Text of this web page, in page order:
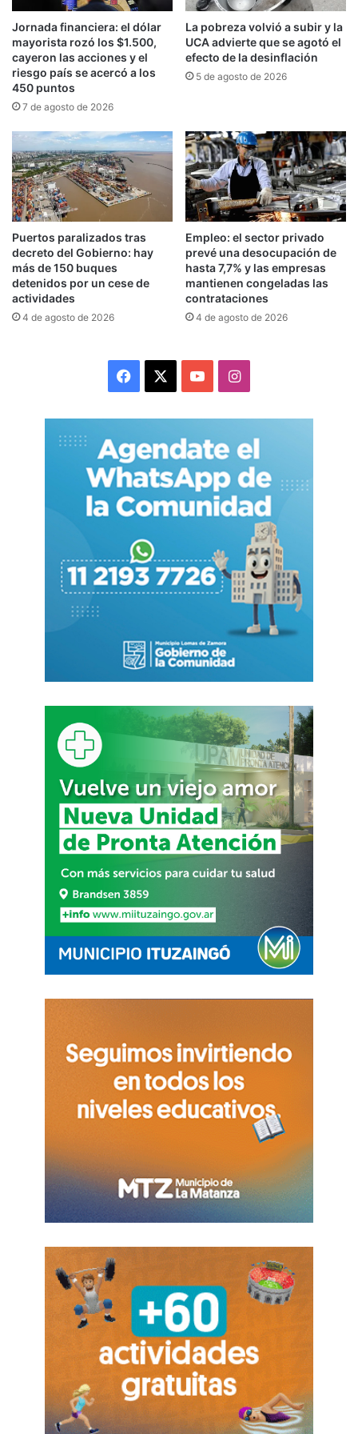
Argentina atraviesa una crisis en el consumo
masivo de alimentos, bebidas y productos de
limpieza, con una contracción acumulada de 16
meses. Según datos de la Cámara de la Industria
República Argentina (Ciccra), el consumo de
carne vacuna volvió a caer en marzo un 2,7%
mensual y un 5,4% interanual. En términos
históricos, el consumo promedio por habitante
se ubicó en 47,8 kilos anuales, el nivel más bajo
en 30 años.
La caída también se refleja en los puntos de
autoservicios descendieron 7,1% y 3,7%
respectivamente. El encarecimiento del producto
muchos hogares a reducir su frecuencia de
compra o directamente eliminar la carne vacuna
de su dieta.
Jornada financiera: el dólar
mayorista rozó los $1.500,
cayeron las acciones y el
riesgo país se acercó a los
450 puntos
7 de agosto de 2026
La pobreza volvió a subir y la
UCA advierte que se agotó el
efecto de la desinflación
5 de agosto de 2026
Puertos paralizados tras
decreto del Gobierno: hay
más de 150 buques
detenidos por un cese de
actividades
4 de agosto de 2026
Empleo: el sector privado
prevé una desocupación de
hasta 7,7% y las empresas
mantienen congeladas las
contrataciones
4 de agosto de 2026
Facebook YouTubeInstagram